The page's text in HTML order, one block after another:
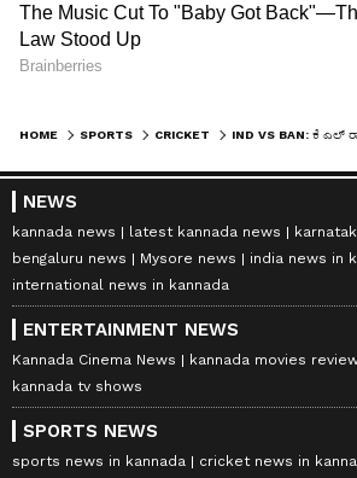
HOME SPORTS CRICKET
NEWS
kannada news latest kannada news
bengaluru news
Mysore news
india news in
international news in kannada
ENTERTAINMENT NEWS
Kannada Cinema News kannada movies
kannada tv shows
SPORTS NEWS
sports news in kannada
cricket news in